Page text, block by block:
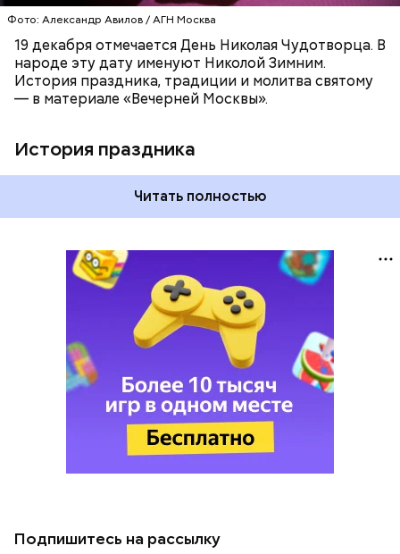
Фото: Александр Авилов / АГН Москва
19 декабря отмечается День Николая Чудотворца. В
народе эту дату именуют Николой Зимним.
История праздника, традиции и молитва святому
— в материале «Вечерней Москвы».
История праздника
Читать полностью
Подпишитесь на рассылку